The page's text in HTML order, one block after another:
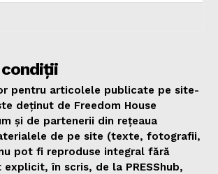
condiții
pentru articolele publicate pe site-
deținut de Freedom House
și de partenerii din rețeaua
de pe site (texte, fotografii,
pot fi reproduse integral fără
în scris, de la PRESShub,